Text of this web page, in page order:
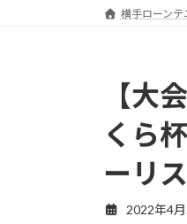
横手ローン
【大
くら
ーリ
2022年4